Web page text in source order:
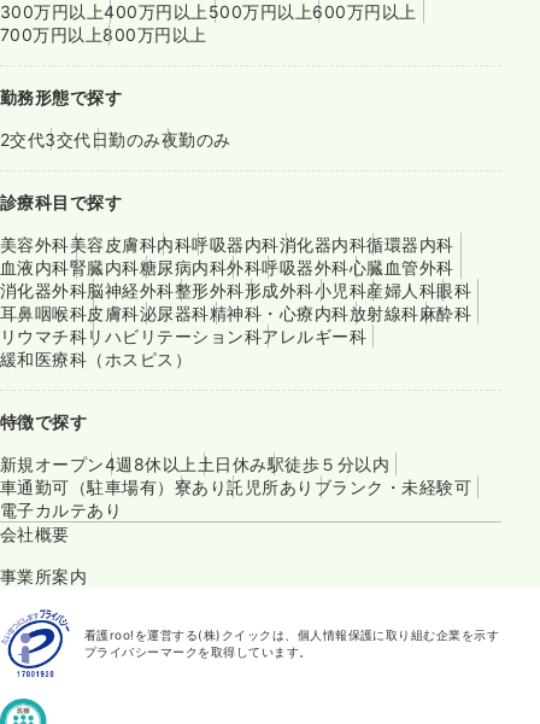
300万円以上400万円以上 500万円以上600万円以上
700万円以上800万円以上
勤務形態で探す
2交代3交代日勤のみ夜勤のみ
診療科目で探す
美容外科美容皮膚科内科呼吸器内科消化器内科循環器内科
血液内科腎臓内科糖尿病内科外科呼吸器外科心臓血管外科
消化器外科脳神経外科整形外科形成外科小児科産婦人科眼科
耳鼻咽喉科皮膚科泌尿器科精神科・心療内科放射線科麻酔科
リウマチ科リハビリテーション科アレルギー科
緩和医療科（ホスピス）
特徴で探す
新規オープン4週8休以上 土日休み駅徒歩５分以内
車通勤可（駐車場有） 寮あり託児所あり ブランク・未経験可
電子カルテあり
会社概要
事業所案内
看護roo!を運営する(株)クイックは、個人情報保護に取り組む企業を示す
プライバシーマークを取得しています。